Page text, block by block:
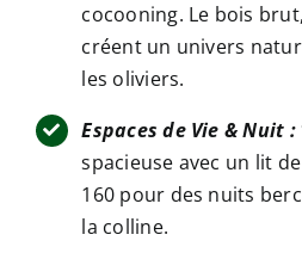
cocooning. Le bois
créent un univers
les oliviers.
Espaces de Vie & Nuit :
spacieuse avec un lit
160 pour des nuits
la colline.